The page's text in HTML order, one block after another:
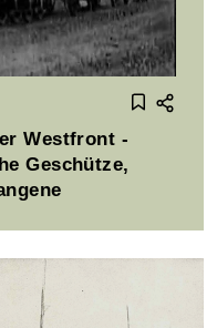
Westfront -
Geschütze,